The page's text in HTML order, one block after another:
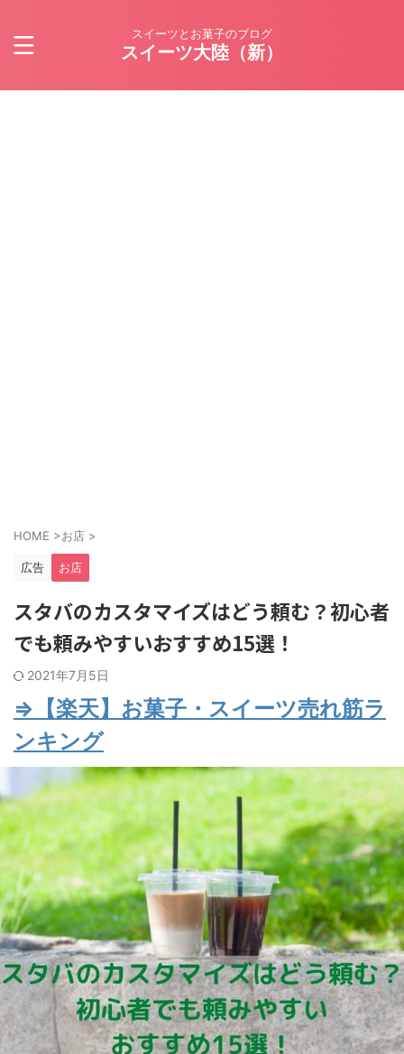
スイーツとお菓子のブログ
スイーツ大陸（新）
HOME >お店 >
広告 お店
スタバのカスタマイズはどう頼む？初心者
でも頼みやすいおすすめ15選！
2021年7月5日
⇒【楽天】お菓子・スイーツ売れ筋ラ
ンキング